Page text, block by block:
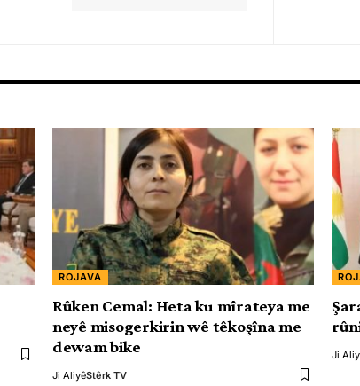
ROJAVA
Rûken Cemal: Heta ku mîrateya me
neyê misogerkirin wê têkoşîna me
dewam bike
Ji AliyêStêrk TV
Ji